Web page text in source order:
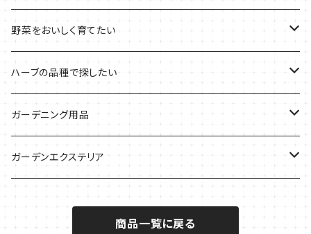
デトックスに
気分で香りを楽しみたい
魚料理に
BBQ・肉料理に
サラダに使いたい
秋植えで料理に
カラーリーフ
ハーブガーデンづくりに
夏のハーブガーデンに
パーティーハーブ
インスタ映えハーブ
虫よけに使いたい
ハーブバスに
野菜をおいしく育てたい
トマトのコンパニオン
ジャガイモのコンパニオン
葉物野菜のコンパニオン
ハーブの品種で探したい
ミント・ハーブ苗
バジル・ハーブ苗
ガーデニング用品
その他
ガーデンエクステリア
商品一覧に戻る